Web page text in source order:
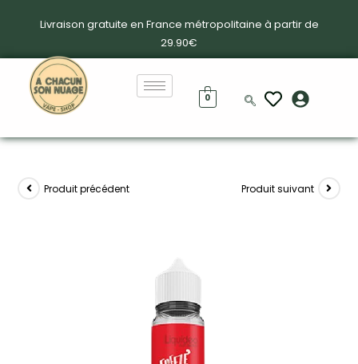
Livraison gratuite en France métropolitaine à partir de
29.90€
0
Produit précédent Produit suivant